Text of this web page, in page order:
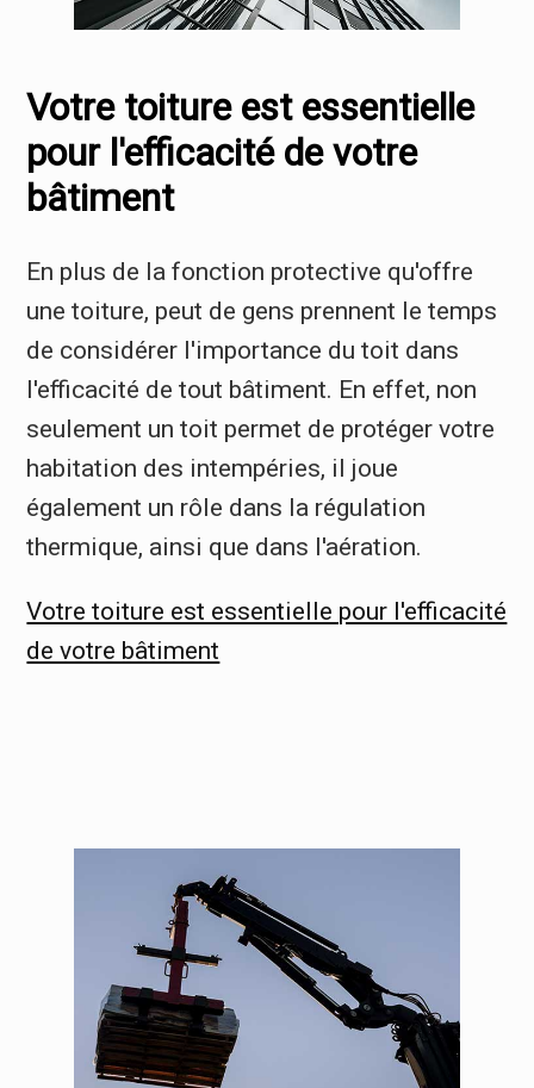
Votre toiture est essentielle
pour l'efficacité de votre
bâtiment
En plus de la fonction protective qu'offre
une toiture, peut de gens prennent le temps
de considérer l'importance du toit dans
l'efficacité de tout bâtiment. En effet, non
seulement un toit permet de protéger votre
habitation des intempéries, il joue
également un rôle dans la régulation
thermique, ainsi que dans l'aération.
Votre toiture est essentielle pour l'efficacité
de votre bâtiment